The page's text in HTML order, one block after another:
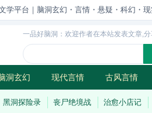
学平台｜脑洞玄幻・言情・悬疑・科幻・
一品好脑洞：欢迎作者在本站发表文章,
洞玄幻 现代言情 古风言情
灵异志怪 连载
黑洞探险录 丧尸绝境战 治愈小店记